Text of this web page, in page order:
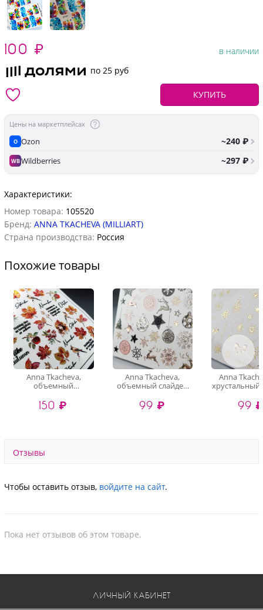
100 ₽
в наличии
по 25 руб
КУПИТЬ
Цены на маркетплейсах
O Ozon ~240 ₽
WBWildberries ~297 ₽
Характеристики:
Номер товара: 105520
Бренд: ANNA TKACHEVA (MILLIART)
Страна производства: Россия
Похожие товары
Anna Tkacheva,
объемный
слайдер-дизайн 4D-
016 (crystal)
150 ₽
Anna Tkacheva,
объемный слайдер
99 ₽
Anna
хрустальный
99 ₽
Отзывы
Чтобы оставить отзыв, войдите на сайт.
Пока нет отзывов об этом товаре.
ЛИЧНЫЙ КАБИНЕТ